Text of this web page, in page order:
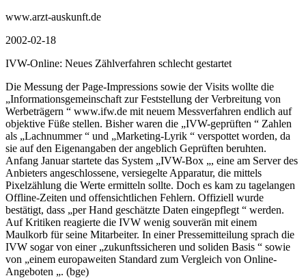
www.arzt-auskunft.de
2002-02-18
IVW-Online: Neues Zählverfahren schlecht gestartet
Die Messung der Page-Impressions sowie der Visits wollte die
„Informationsgemeinschaft zur Feststellung der Verbreitung von
Werbeträgern “ www.ifw.de mit neuem Messverfahren endlich auf
objektive Füße stellen. Bisher waren die „IVW-geprüften “ Zahlen
als „Lachnummer “ und „Marketing-Lyrik “ verspottet worden, da
sie auf den Eigenangaben der angeblich Geprüften beruhten.
Anfang Januar startete das System „IVW-Box „, eine am Server des
Anbieters angeschlossene, versiegelte Apparatur, die mittels
Pixelzählung die Werte ermitteln sollte. Doch es kam zu tagelangen
Offline-Zeiten und offensichtlichen Fehlern. Offiziell wurde
bestätigt, dass „per Hand geschätzte Daten eingepflegt “ werden.
Auf Kritiken reagierte die IVW wenig souverän mit einem
Maulkorb für seine Mitarbeiter. In einer Pressemitteilung sprach die
IVW sogar von einer „zukunftssicheren und soliden Basis “ sowie
von „einem europaweiten Standard zum Vergleich von Online-
Angeboten „. (bge)